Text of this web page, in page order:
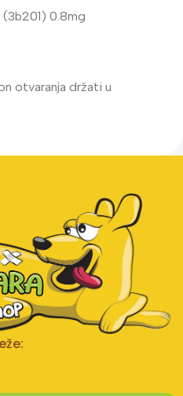
0.8mg
otvaranja držati u